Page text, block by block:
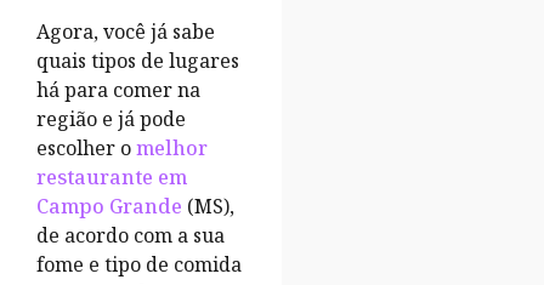
Agora, você já sabe
quais tipos de lugares
há para comer na
região e já pode
escolher omelhor
restaurante em
Campo Grande (MS),
de acordo com a sua
fome e tipo de comida